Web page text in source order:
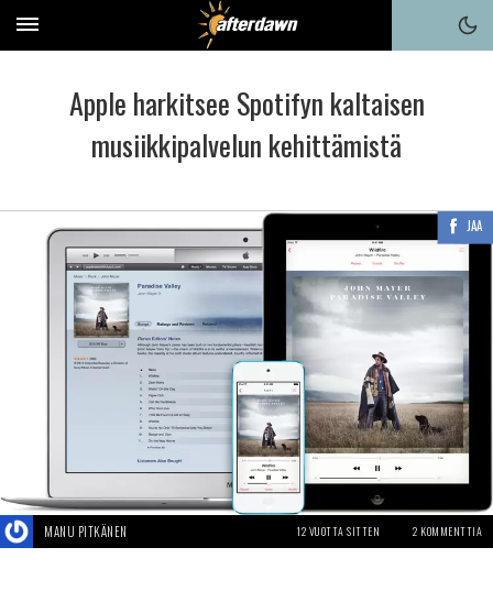
Apple harkitsee Spotifyn kaltaisen
musiikkipalvelun kehittämistä
JAA
MANU PITKÄNEN 12 VUOTTA SITTEN 2 KOMMENTTIA